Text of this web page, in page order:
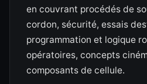
en couvrant procédés de
cordon, sécurité, essais
programmation et logique
opératoires, concepts
composants de cellule.